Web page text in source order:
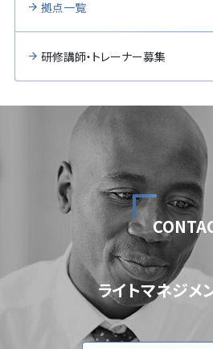
拠点一覧
研修講師・トレーナー募集
ライトマネジメ